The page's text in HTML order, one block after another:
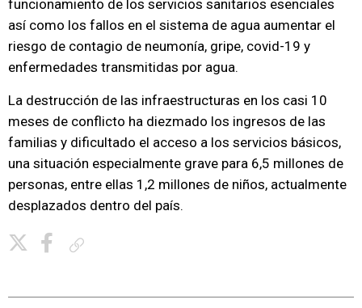
funcionamiento de los servicios sanitarios esenciales
así como los fallos en el sistema de agua aumentar el
riesgo de contagio de neumonía, gripe, covid-19 y
enfermedades transmitidas por agua.
La destrucción de las infraestructuras en los casi 10
meses de conflicto ha diezmado los ingresos de las
familias y dificultado el acceso a los servicios básicos,
una situación especialmente grave para 6,5 millones de
personas, entre ellas 1,2 millones de niños, actualmente
desplazados dentro del país.